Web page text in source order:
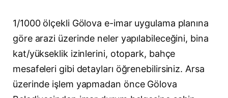
1/1000 ölçekli Gölova e-imar uygulama planına
göre arazi üzerinde neler yapılabileceğini, bina
kat/yükseklik izinlerini, otopark, bahçe
mesafeleri gibi detayları öğrenebilirsiniz. Arsa
üzerinde işlem yapmadan önce Gölova